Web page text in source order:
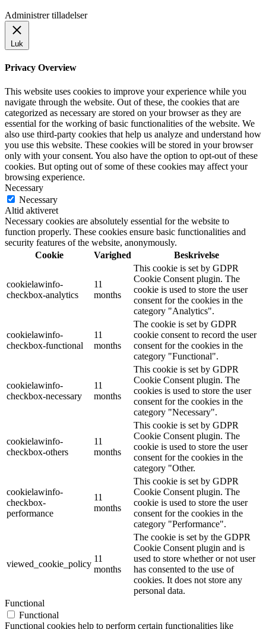
Administrer tilladelser
Luk
Privacy Overview
This website uses cookies to improve your experience while you
navigate through the website. Out of these, the cookies that are
categorized as necessary are stored on your browser as they are
essential for the working of basic functionalities of the website. We
also use third-party cookies that help us analyze and understand how
you use this website. These cookies will be stored in your browser
only with your consent. You also have the option to opt-out of these
cookies. But opting out of some of these cookies may affect your
browsing experience.
Necessary
Necessary
Altid aktiveret
Necessary cookies are absolutely essential for the website to
function properly. These cookies ensure basic functionalities and
security features of the website, anonymously.
Cookie
Varighed Beskrivelse
cookielawinfo-
checkbox-analytics
11
months
This cookie is set by GDPR
Cookie Consent plugin. The
cookie is used to store the user
consent for the cookies in the
category "Analytics".
cookielawinfo-
checkbox-functional
11
months
The cookie is set by GDPR
cookie consent to record the user
consent for the cookies in the
category "Functional".
cookielawinfo-
checkbox-necessary
11
months
This cookie is set by GDPR
Cookie Consent plugin. The
cookies is used to store the user
consent for the cookies in the
category "Necessary".
cookielawinfo-
checkbox-others
11
months
This cookie is set by GDPR
Cookie Consent plugin. The
cookie is used to store the user
consent for the cookies in the
category "Other.
cookielawinfo-
checkbox-
performance
11
months
This cookie is set by GDPR
Cookie Consent plugin. The
cookie is used to store the user
consent for the cookies in the
category "Performance".
viewed_cookie_policy
11
months
The cookie is set by the GDPR
Cookie Consent plugin and is
used to store whether or not user
has consented to the use of
cookies. It does not store any
personal data.
Functional
Functional
Functional cookies help to perform certain functionalities like